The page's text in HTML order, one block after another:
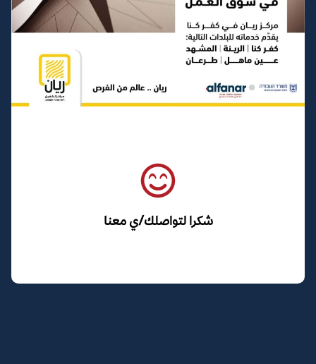
شكرا لتواصلك/ي معنا